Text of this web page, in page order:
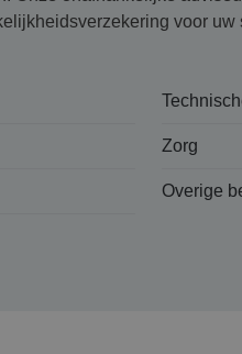
voor
Zorg
Overige